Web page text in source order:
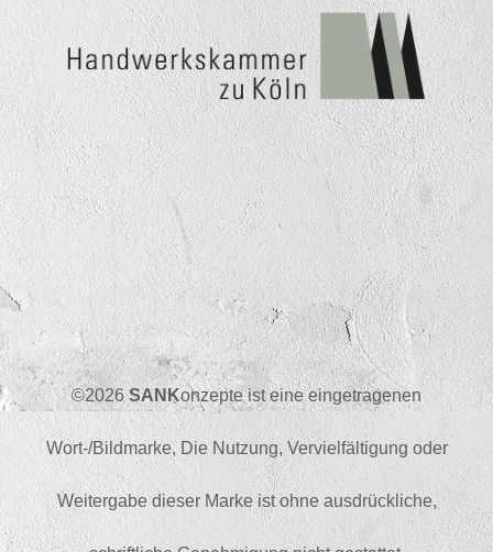
©2026SANKonzepte ist eine eingetragenen
Wort-/Bildmarke, Die Nutzung, Vervielfältigung oder
Weitergabe dieser Marke ist ohne ausdrückliche,